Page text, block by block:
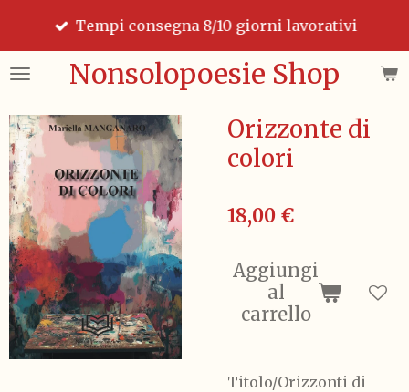
contenuto
principaleNonsolopoesie Shop
Tempi consegna 8/10 giorni lavorativi
Orizzonte di
colori
18,00 €
Aggiungi
al
carrello
Titolo/Orizzonti di